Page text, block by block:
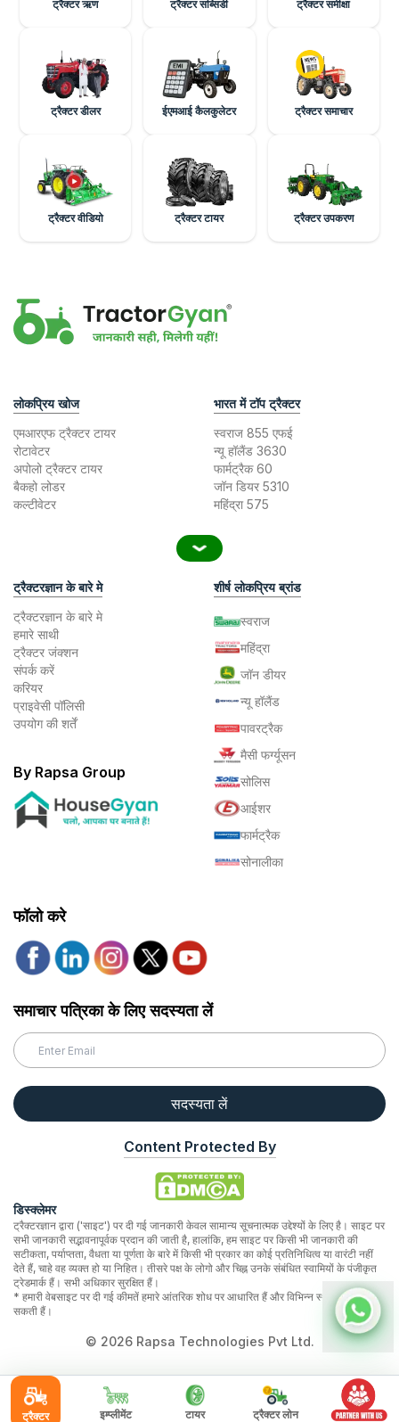
ट्रैक्टर ऋण ट्रैक्टर सब्सिडी ट्रैक्टर समीक्षा
ट्रैक्टर डीलर ईएमआई कैलकुलेटर ट्रैक्टर समाचार
ट्रैक्टर वीडियो ट्रैक्टर टायर ट्रैक्टर उपकरण
ट्रैक्टर इम्प्लीमेंट टायर ट्रैक्टर लोन
लोकप्रिय खोज
एमआरएफ ट्रैक्टर टायर
रोटावेटर
अपोलो ट्रैक्टर टायर
बैकहो लोडर
कल्टीवेटर
भारत में टॉप ट्रैक्टर
स्वराज 855 एफई
न्यू हॉलैंड 3630
फार्मट्रैक 60
जॉन डियर 5310
महिंद्रा 575
ट्रैक्टरज्ञान के बारे मे
ट्रैक्टरज्ञान के बारे मे
हमारे साथी
ट्रैक्टर जंक्शन
संपर्क करें
करियर
प्राइवेसी पॉलिसी
उपयोग की शर्तें
By Rapsa Group
शीर्ष लोकप्रिय ब्रांड
स्वराज
महिंद्रा
जॉन डीयर
न्यू हॉलैंड
पावरट्रैक
मैसी फर्ग्यूसन
सोलिस
आईशर
फार्मट्रैक
सोनालीका
फॉलो करे
समाचार पत्रिका के लिए सदस्यता लें
सदस्यता लें
Content Protected By
डिस्क्लेमर
ट्रैक्टरज्ञान द्वारा ('साइट') पर दी गई जानकारी केवल सामान्य सूचनात्मक उद्देश्यों के लिए है। साइट पर
सभी जानकारी सद्भावनापूर्वक प्रदान की जाती है, हालांकि, हम साइट पर किसी भी जानकारी की
सटीकता, पर्याप्तता, वैधता या पूर्णता के बारे में किसी भी प्रकार का कोई प्रतिनिधित्व या वारंटी नहीं
देते हैं, चाहे वह व्यक्त हो या निहित। तीसरे पक्ष के लोगो और चिह्न उनके संबंधित स्वामियों के पंजीकृत
ट्रेडमार्क हैं। सभी अधिकार सुरक्षित हैं।
* हमारी वेबसाइट पर दी गई कीमतें हमारे आंतरिक शोध पर आधारित हैं और विभिन्न स्थानों पर भिन्न हो
सकती हैं।
© 2026Rapsa Technologies Pvt Ltd.